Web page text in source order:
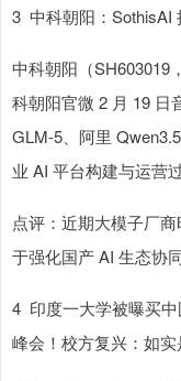
3 中科朝阳：SothisAI
中科朝阳（SH603019
科朝阳官微 2 月 19 日
GLM-5、阿里
业 AI 平台构建与运营过
点评：近期大模子厂
于强化国产 AI 生态协同
4 印度一大学被曝买
峰会！校方复兴：如